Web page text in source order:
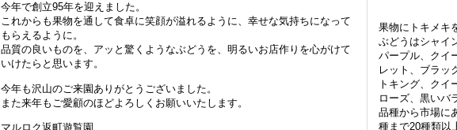
今年で創立95年を迎えました。
これからも果物を通して食卓に笑顔が溢れるように、幸せな気持ちになって
もらえるように。
品質の良いものを、アッと驚くようなぶどうを、明るいお店作りを心がけて
いけたらと思います。
今年も沢山のご来園ありがとうございました。
また来年もご愛顧のほどよろしくお願いいたします。
マルロク返町遊覧園
果物にトキメキ
ぶどうはシャイ
パープル、クイ
レット、ブラッ
トキング、クイ
ローズ、黒いバ
品種から市場に
種まで20種類以